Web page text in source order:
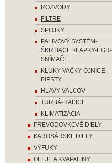
ROZVODY
FILTRE
SPOJKY
PALIVOVÝ SYSTÉM-
ŠKRTIACE KLAPKY-EGR-
SNÍMAČE ...
KĽUKY-VAČKY-OJNICE-
PIESTY
HLAVY VALCOV
TURBÁ-HADICE
KLIMATIZÁCIA
PREVODOVKOVÉ DIELY
KAROSÁRSKE DIELY
VÝFUKY
OLEJE A KVAPALINY